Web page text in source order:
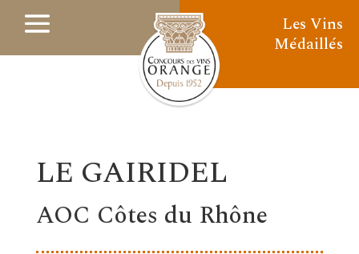
Les Vins
Médaillés
LE GAIRIDEL
AOC Côtes du Rhône